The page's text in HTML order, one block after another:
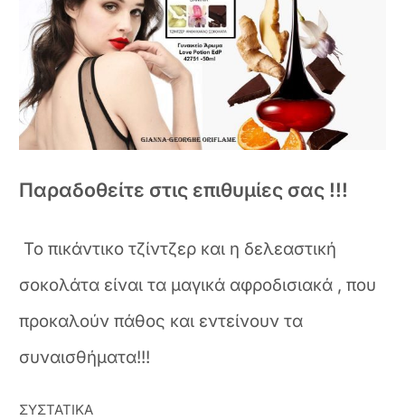
Παραδοθείτε στις επιθυμίες σας !!!
Το πικάντικο τζίντζερ και η δελεαστική
σοκολάτα είναι τα μαγικά αφροδισιακά , που
προκαλούν πάθος και εντείνουν τα
συναισθήματα!!!
ΣΥΣΤΑΤΙΚΑ